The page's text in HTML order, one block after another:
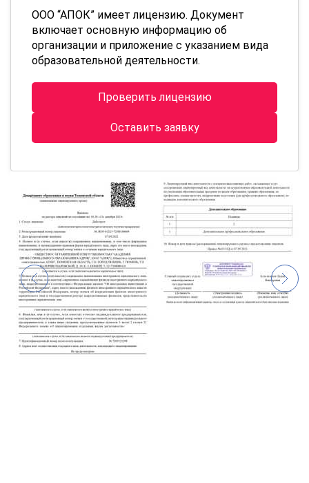
ООО “АПОК” имеет лицензию. Документ
включает основную информацию об
организации и приложение с указанием вида
образовательной деятельности.
Проверить лицензию
Оставить заявку